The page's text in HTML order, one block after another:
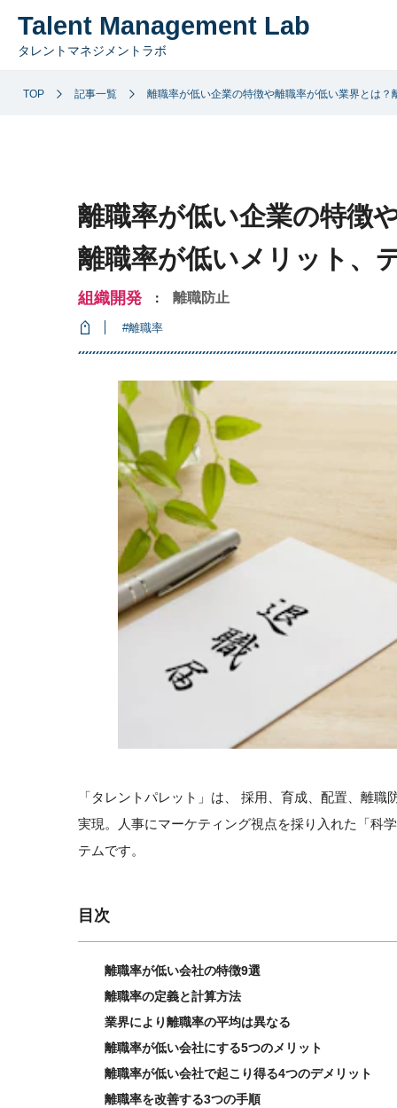
Talent Management Lab
タレントマネジメントラボ
TOP 記事一覧 離職率が低い企業の特徴や離職率が低い業界とは
離職率が低い企業の特徴
離職率が低いメリット、
組織開発 ： 離職防止
#離職率
「タレントパレット」は、 採用、育成、配置、離
実現。人事にマーケティング視点を採り入れた「科
テムです。
目次
離職率が低い会社の特徴9選
離職率の定義と計算方法
業界により離職率の平均は異なる
離職率が低い会社にする5つのメリット
離職率が低い会社で起こり得る4つのデメリット
離職率を改善する3つの手順